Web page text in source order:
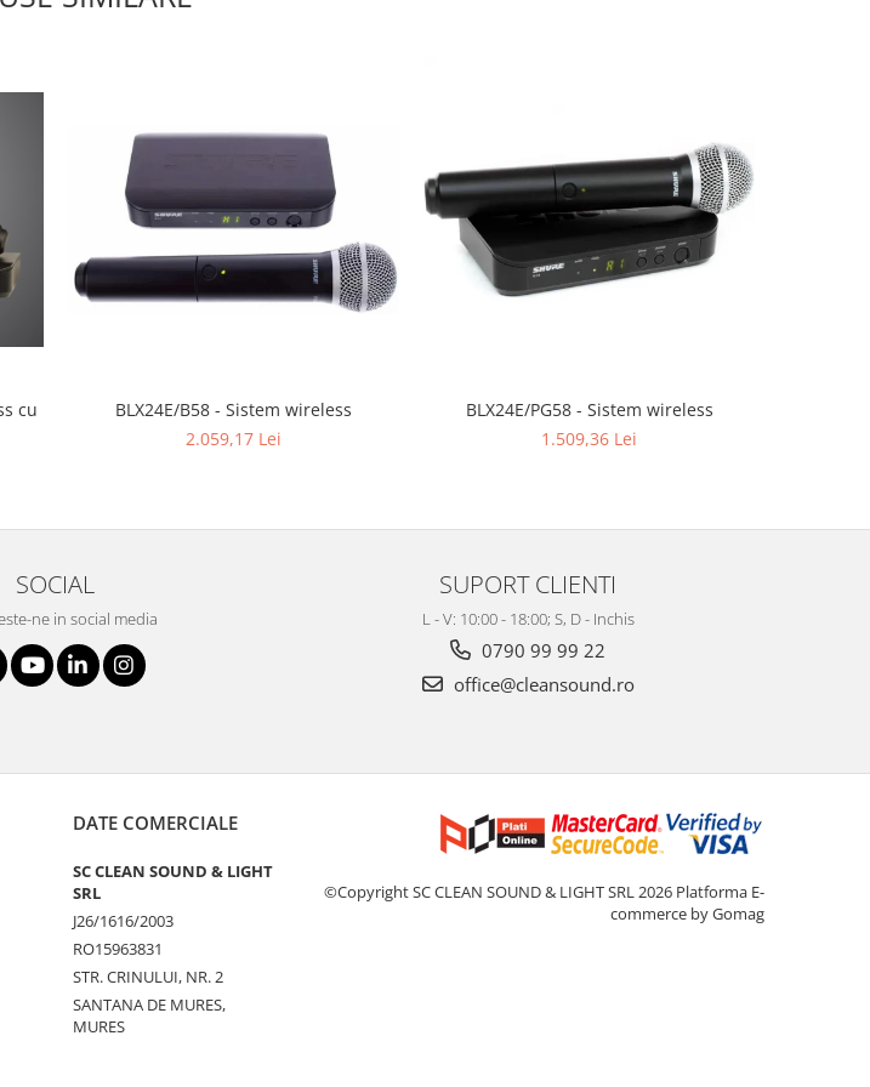
cu
BLX24E/B58 - Sistem wireless
2.059,17 Lei
BLX24E/PG58 - Sistem wireless
1.509,36 Lei
SOCIAL
ne in social media
SUPORT CLIENTI
L - V: 10:00 - 18:00; S, D - Inchis
0790 99 99 22
office@cleansound.ro
DATE COMERCIALE
SC CLEAN SOUND & LIGHT
SRL
J26/1616/2003
RO15963831
STR. CRINULUI, NR. 2
SANTANA DE MURES,
MURES
©Copyright SC CLEAN SOUND & LIGHT SRL 2026 Platforma E-
commerce by Gomag